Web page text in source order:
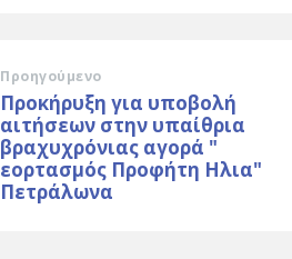
Προηγούμενο
Προκήρυξη για υποβολή
αιτήσεων στην υπαίθρια
βραχυχρόνιας αγορά "
εορτασμός Προφήτη Ηλια"
Πετράλωνα